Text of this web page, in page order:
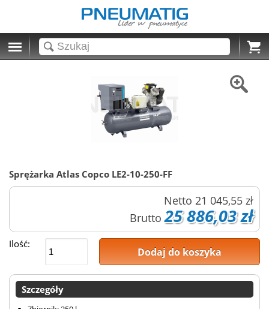
Cart
Sprężarka Atlas Copco LE2-10-250-FF
Netto 21 045,55 zł
Brutto 25 886,03 zł
Ilość:
Dodaj do koszyka
Szczegóły